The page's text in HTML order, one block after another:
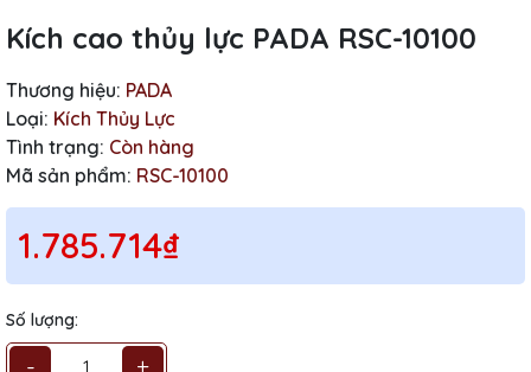
Kích cao thủy lực PADA RSC-10100
Thương hiệu: PADA
Loại: Kích Thủy Lực
Tình trạng: Còn hàng
Mã sản phẩm: RSC-10100
1.785.714₫
Số lượng: